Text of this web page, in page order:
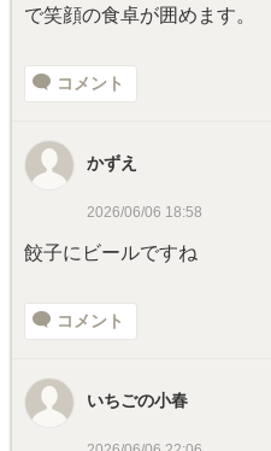
で笑顔の食卓が囲めます。
コメント
かずえ
2026/06/06 18:58
餃子にビールですね
コメント
いちごの小春